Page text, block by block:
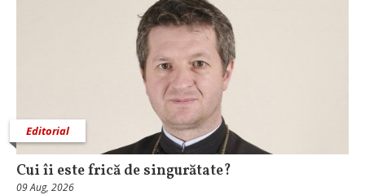
Editorial
Cui îi este frică de singurătate?
09 Aug, 2026